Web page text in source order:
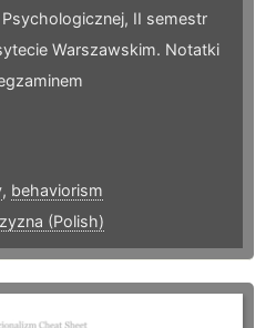
II semestr
Warszawskim. Notatki
, behaviorism
(Polish)